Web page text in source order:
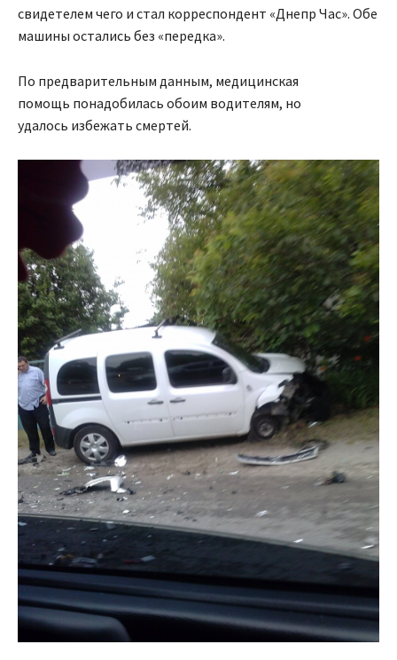
свидетелем чего и стал корреспондент «Днепр Час». Обе
машины остались без «передка».
По предварительным данным, медицинская
помощь понадобилась обоим водителям, но
удалось избежать смертей.